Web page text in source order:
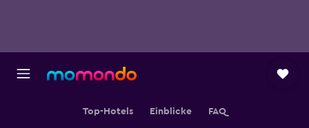
Top-Hotels Einblicke FAQ